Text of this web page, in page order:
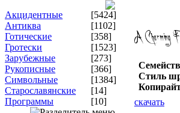
Акцидентные
[5424]
Антиква
[1102]
Готические
[358]
Гротески
[1523]
Зарубежные
[273]
Рукописные
[366]
Символьные
[1384]
Старославянские
[14]
Программы
[10]
Стиль
скачать